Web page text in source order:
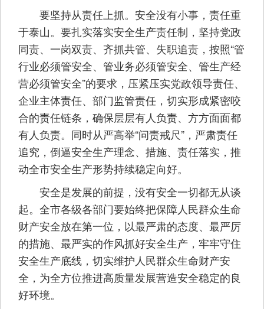
要坚持从责任上抓。安全没有小事，责任重
于泰山。要扎实落实安全生产责任制，坚持党政
同责、一岗双责、齐抓共管、失职追责，按照“管
行业必须管安全、管业务必须管安全、管生产经
营必须管安全”的要求，压紧压实党政领导责任、
企业主体责任、部门监管责任，切实形成紧密咬
合的责任链条，确保层层有人负责、方方面面都
有人负责。同时从严高举“问责戒尺”，严肃责任
追究，倒逼安全生产理念、措施、责任落实，推
动全市安全生产形势持续稳定向好。
安全是发展的前提，没有安全一切都无从谈
起。全市各级各部门要始终把保障人民群众生命
财产安全放在第一位，以最严肃的态度、最严厉
的措施、最严实的作风抓好安全生产，牢牢守住
安全生产底线，切实维护人民群众生命财产安
全，为全方位推进高质量发展营造安全稳定的良
好环境。